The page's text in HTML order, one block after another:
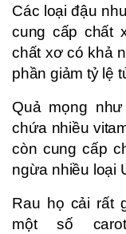
Các loại đậu
cung cấp chất
chất xơ có khả
phần giảm tỷ lệ
Quả mọng
chứa nhiều
còn cung cấp
ngừa nhiều loại
Rau họ cải rất
một số